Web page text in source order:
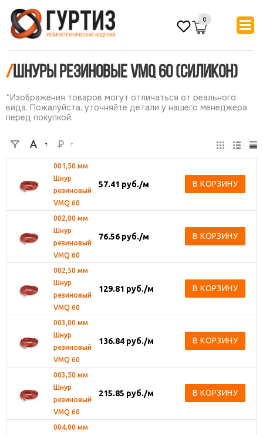
0
/Шнуры резиновые VMQ 60 (силикон)
*Изображения товаров могут отличаться от реального
вида. Пожалуйста, уточняйте детали у нашего менеджера
перед покупкой.
001,50 мм
Шнур
резиновый
VMQ 60
57.41 руб./м В КОРЗИНУ
002,00 мм
Шнур
резиновый
VMQ 60
76.56 руб./м В КОРЗИНУ
002,50 мм
Шнур
резиновый
VMQ 60
129.81 руб./м В КОРЗИНУ
003,00 мм
Шнур
резиновый
VMQ 60
136.84 руб./м В КОРЗИНУ
003,50 мм
Шнур
резиновый
VMQ 60
215.85 руб./м В КОРЗИНУ
004,00 мм